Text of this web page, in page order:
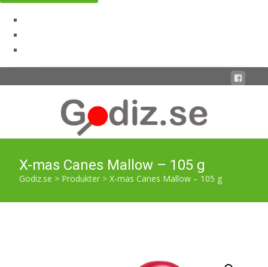
X-mas Canes Mallow – 105 g
Godiz.se > Produkter > X-mas Canes Mallow – 105 g